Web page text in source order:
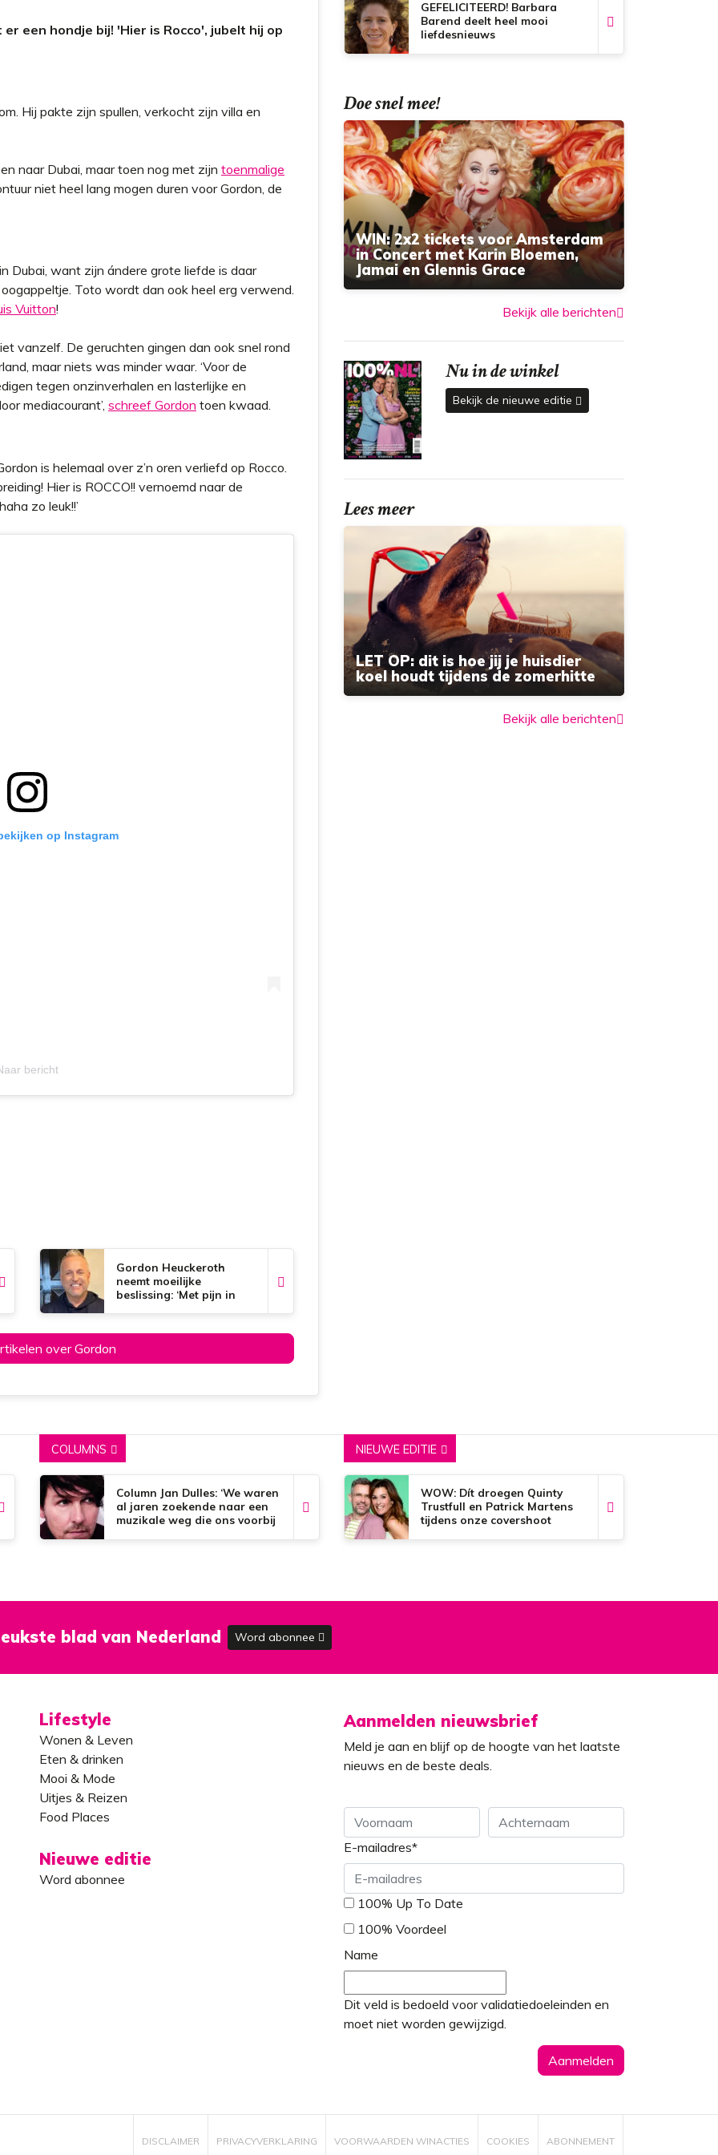
een hondje bij! 'Hier is Rocco', jubelt hij op
Hij pakte zijn spullen, verkocht zijn villa en
naar Dubai, maar toen nog met zijn toenmalige
niet heel lang mogen duren voor Gordon, de
Dubai, want zijn ándere grote liefde is daar
Toto wordt dan ook heel erg verwend.
Vuitton!
vanzelf. De geruchten gingen dan ook snel rond
maar niets was minder waar. ‘Voor de
tegen onzinverhalen en lasterlijke en
mediacourant’, schreef Gordon toen kwaad.
is helemaal over z’n oren verliefd op Rocco.
Hier is ROCCO!! vernoemd naar de
zo leuk!!’
op Instagram
bericht
Gordon Heuckeroth
neemt moeilijke
beslissing: ‘Met pijn in
over Gordon
GEFELICITEERD! Barbara
Barend deelt heel mooi
liefdesnieuws
Doe snel mee!
WIN: 2x2 tickets voor Amsterdam
in Concert met Karin Bloemen,
Jamai en Glennis Grace
Bekijk alle berichten
Nu in de winkel
Bekijk de nieuwe editie
Lees meer
LET OP: dit is hoe jij je huisdier
koel houdt tijdens de zomerhitte
Bekijk alle berichten
COLUMNS
Column Jan Dulles: ‘We waren
al jaren zoekende naar een
muzikale weg die ons voorbij
NIEUWE EDITIE
WOW: Dít droegen Quinty
Trustfull en Patrick Martens
tijdens onze covershoot
blad van Nederland Word abonnee
Lifestyle
Wonen & Leven
Eten & drinken
Mooi & Mode
Uitjes & Reizen
Food Places
Nieuwe editie
Word abonnee
Aanmelden nieuwsbrief
Meld je aan en blijf op de hoogte van het laatste
nieuws en de beste deals.
Voornaam
E-mailadres*
* 100% Up To Date
100% Voordeel
Name
Dit veld is bedoeld voor validatiedoeleinden en
moet niet worden gewijzigd.
DISCLAIMER PRIVACYVERKLARING VOORWAARDEN WINACTIES COOKIES ABONNEMENT